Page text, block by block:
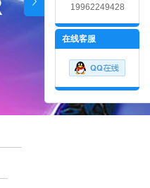
19962249428
在线客服